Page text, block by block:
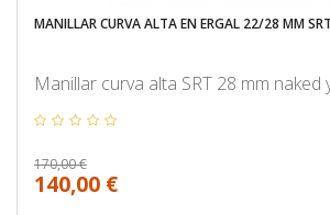
MANILLAR CURVA ALTA EN ERGAL 22/28 MM
Manillar curva alta SRT 28 mm naked
170,00 €
140,00 €